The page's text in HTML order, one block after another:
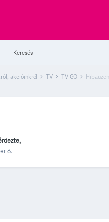
Keresés
akcióinkról TV TV GO
6.